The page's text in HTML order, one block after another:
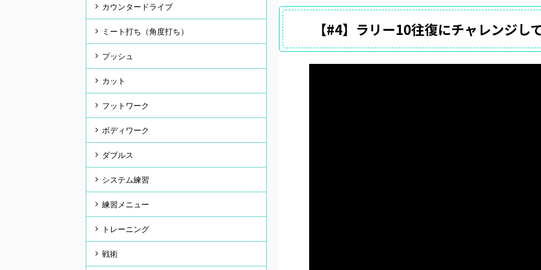
【#4】ラリー10往復にチャレンジし
カウンタードライブ
ミート打ち（角度打ち）
プッシュ
カット
フットワーク
ボディワーク
ダブルス
システム練習
練習メニュー
トレーニング
戦術